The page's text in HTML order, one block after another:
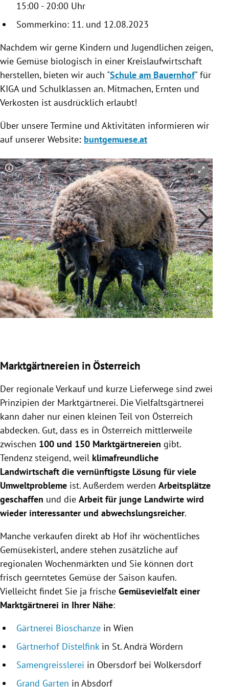
15:00 - 20:00 Uhr
Sommerkino: 11. und 12.08.2023
Nachdem wir gerne Kindern und Jugendlichen zeigen,
wie Gemüse biologisch in einer Kreislaufwirtschaft
herstellen, bieten wir auch "Schule am Bauernhof" für
KIGA und Schulklassen an. Mitmachen, Ernten und
Verkosten ist ausdrücklich erlaubt!
Über unsere Termine und Aktivitäten informieren wir
auf unserer Website: buntgemuese.at
Copyright-Hinweis öffnen/schließen
Marktgärtnereien in Österreich
Der regionale Verkauf und kurze Lieferwege sind zwei
Prinzipien der Marktgärtnerei. Die Vielfaltsgärtnerei
kann daher nur einen kleinen Teil von Österreich
abdecken. Gut, dass es in Österreich mittlerweile
zwischen 100 und 150 Marktgärtnereien gibt.
Tendenz steigend, weil klimafreundliche
Landwirtschaft die vernünftigste Lösung für viele
Umweltprobleme ist. Außerdem werden Arbeitsplätze
geschaffen und die Arbeit für junge Landwirte wird
wieder interessanter und abwechslungsreicher.
Manche verkaufen direkt ab Hof ihr wöchentliches
Gemüsekisterl, andere stehen zusätzliche auf
regionalen Wochenmärkten und Sie können dort
frisch geerntetes Gemüse der Saison kaufen.
Vielleicht findet Sie ja frische Gemüsevielfalt einer
Marktgärtnerei in Ihrer Nähe:
Gärtnerei Bioschanze in Wien
Gärtnerhof Distelfinkin St. Andrä Wördern
Samengreisslerei in Obersdorf bei Wolkersdorf
Grand Garten in Absdorf